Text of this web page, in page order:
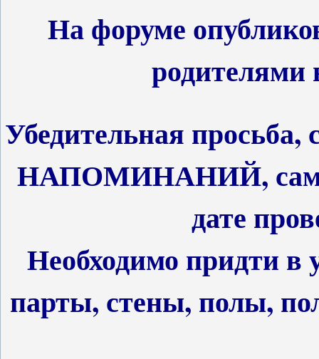
На форуме
родителями
Убедительная просьба,
НАПОМИНАНИЙ,
дате
Необходимо придти
парты, стены, полы,